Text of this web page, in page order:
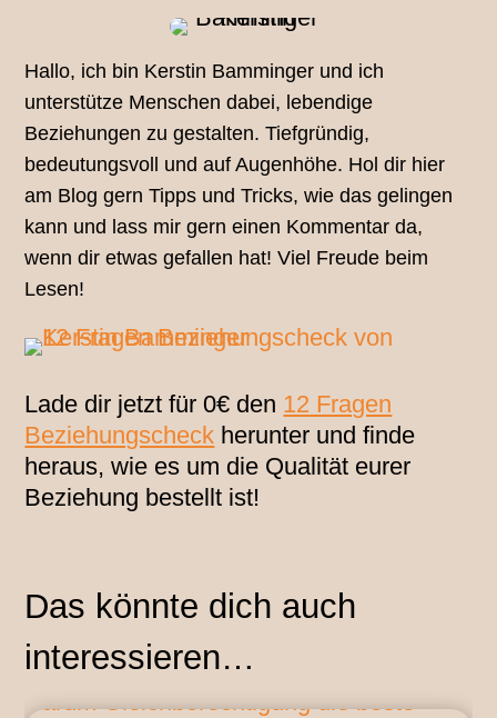
Hallo, ich bin Kerstin Bamminger und ich
unterstütze Menschen dabei, lebendige
Beziehungen zu gestalten. Tiefgründig,
bedeutungsvoll und auf Augenhöhe. Hol dir hier
am Blog gern Tipps und Tricks, wie das gelingen
kann und lass mir gern einen Kommentar da,
wenn dir etwas gefallen hat! Viel Freude beim
Lesen!
Lade dir jetzt für 0€ den 12 Fragen
Beziehungscheck herunter und finde
heraus, wie es um die Qualität eurer
Beziehung bestellt ist!
Das könnte dich auch
interessieren…